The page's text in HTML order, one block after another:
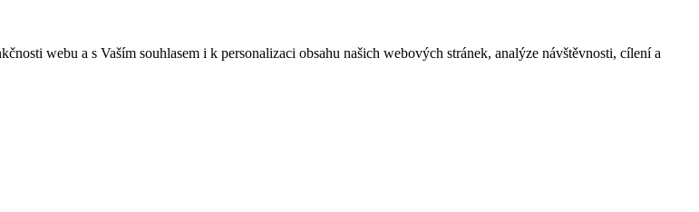
webu a s Vaším souhlasem i k personalizaci obsahu našich webových stránek, analýze návštěvnosti, cílení a